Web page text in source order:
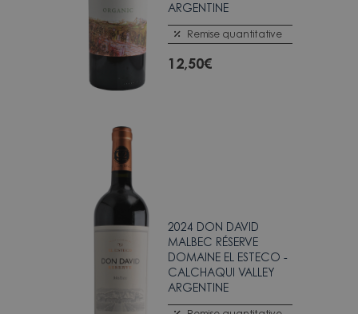
ARGENTINE
Remise quantitative
12,50€
2024 DON DAVID
MALBEC RÉSERVE
DOMAINE EL ESTECO -
CALCHAQUI VALLEY
ARGENTINE